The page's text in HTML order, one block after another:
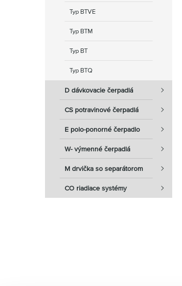
Typ BTVE
Typ BTM
Typ BT
Typ BTQ
D dávkovacie čerpadlá
CS potravinové čerpadlá
E polo-ponorné čerpadlo
W- výmenné čerpadlá
M drvička so separátorom
CO riadiace systémy